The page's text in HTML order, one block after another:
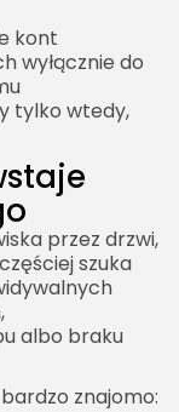
kont
wyłącznie do
tylko wtedy,
przez drzwi,
szuka
albo braku
znajomo: